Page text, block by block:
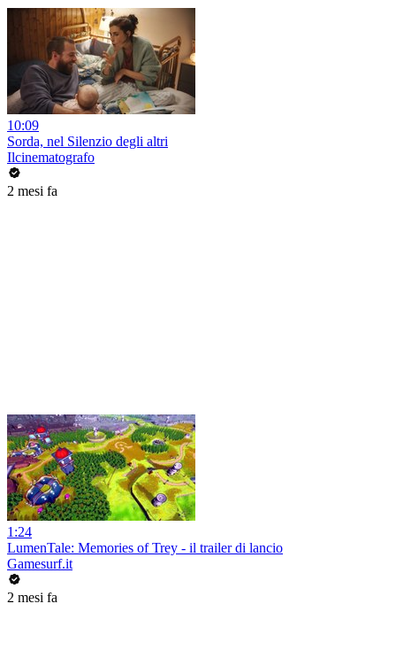
10:09
Sorda, nel Silenzio degli altri
Ilcinematografo
2 mesi fa
1:24
LumenTale: Memories of Trey - il trailer di lancio
Gamesurf.it
2 mesi fa